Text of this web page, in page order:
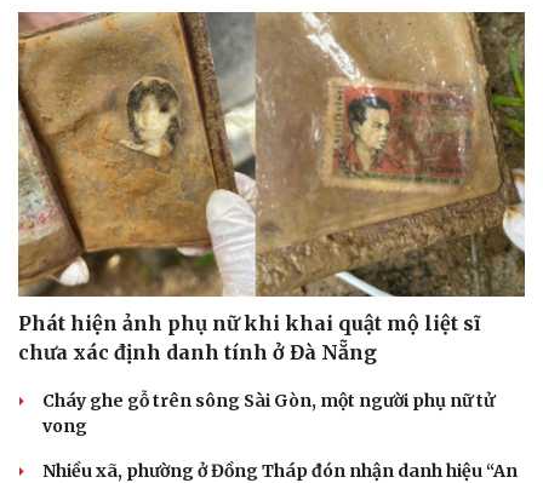
Phát hiện ảnh phụ nữ khi khai quật mộ liệt sĩ
chưa xác định danh tính ở Đà Nẵng
Cháy ghe gỗ trên sông Sài Gòn, một người phụ nữ tử
vong
Nhiều xã, phường ở Đồng Tháp đón nhận danh hiệu “An